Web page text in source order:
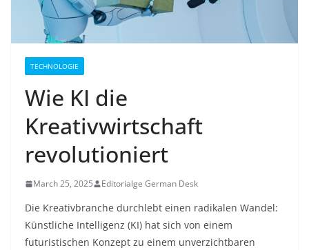
TECHNOLOGIE
Wie KI die
Kreativwirtschaft
revolutioniert
March 25, 2025 Editorialge German Desk
Die Kreativbranche durchlebt einen radikalen Wandel:
Künstliche Intelligenz (KI) hat sich von einem
futuristischen Konzept zu einem unverzichtbaren